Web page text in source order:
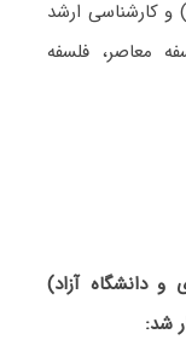
و کارشناسی ارشد
معاصر، فلسفه
(سراسری و دانشگاه آزاد)
شد: